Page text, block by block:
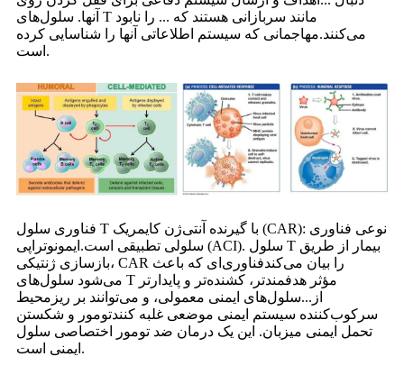
آنها. سلول‌های T مانند سربازانی هستند که ... را نابود
می‌کنند.مهاجمانی که سیستم اطلاعاتی آنها را شناسایی کرده
است.
فناوری سلول T با گیرنده آنتی‌ژن کایمریک (CAR): نوعی فناوری
سلولی تطبیقی ​​است. ایمونوتراپی (ACI). سلول T بیمار از طریق
بازسازی ژنتیکی، CAR را بیان می‌کندفناوری‌ای که باعث
می‌شود سلول‌های T مؤثر هدفمندتر، کشنده‌تر و پایدارتر
از...سلول‌های ایمنی معمولی، و می‌توانند بر ریزمحیط
سرکوب‌کننده سیستم ایمنی موضعی غلبه کنندتومور و شکستن
تحمل ایمنی میزبان. این یک درمان ضد تومور اختصاصی سلول
ایمنی است.